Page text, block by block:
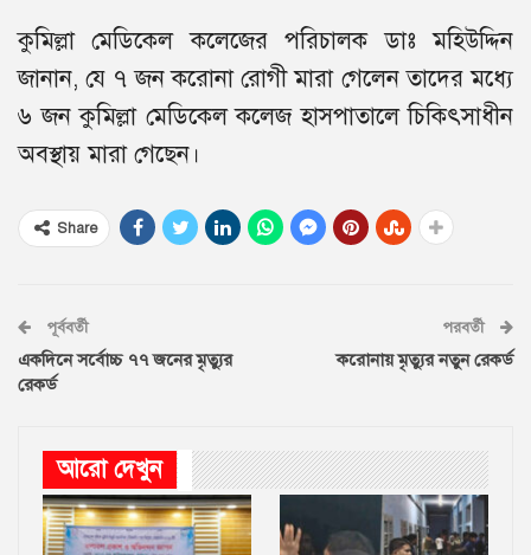
কুমিল্লা মেডিকেল কলেজের পরিচালক ডাঃ মহিউদ্দিন
জানান, যে ৭ জন করোনা রোগী মারা গেলেন তাদের মধ্যে
৬ জন কুমিল্লা মেডিকেল কলেজ হাসপাতালে চিকিৎসাধীন
অবস্থায় মারা গেছেন।
Share
পূর্ববর্তী
একদিনে সর্বোচ্চ ৭৭ জনের মৃত্যুর
রেকর্ড
পরবর্তী
করোনায় মৃত্যুর নতুন রেকর্ড
আরো দেখুন